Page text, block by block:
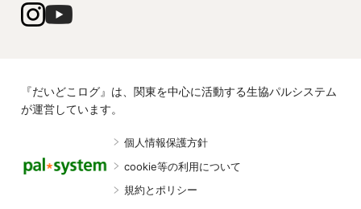
『だいどこログ』は、関東を中心に活動する生協パルシステム
が運営しています。
個人情報保護方針
cookie等の利用について
規約とポリシー